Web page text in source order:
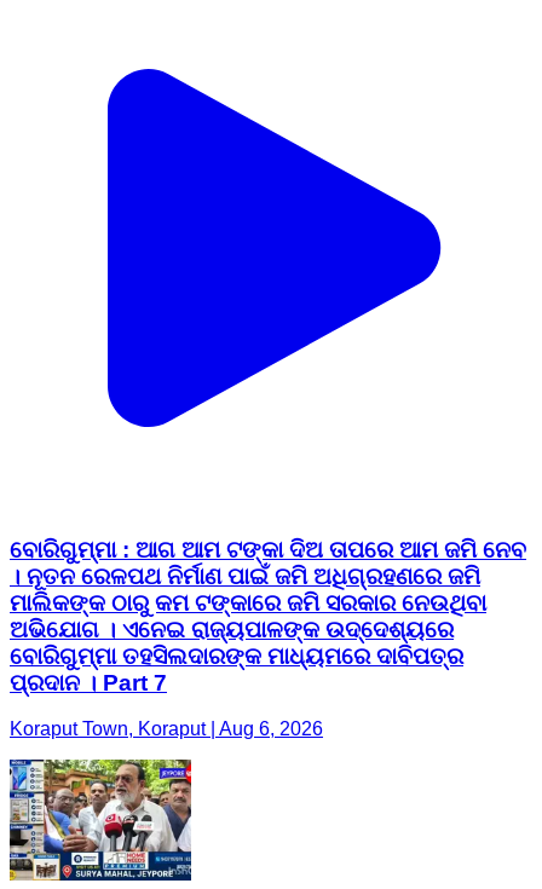
ବୋରିଗୁମ୍ମା : ଆଗ ଆମ ଟଙ୍କା ଦିଅ ତାପରେ ଆମ ଜମି ନେବ
। ନୂତନ ରେଳପଥ ନିର୍ମାଣ ପାଇଁ ଜମି ଅଧିଗ୍ରହଣରେ ଜମି
ମାଲିକଙ୍କ ଠାରୁ କମ ଟଙ୍କାରେ ଜମି ସରକାର ନେଉଥିବା
ଅଭିଯୋଗ । ଏନେଇ ରାଜ୍ୟପାଳଙ୍କ ଉଦ୍ଦେଶ୍ୟରେ
ବୋରିଗୁମ୍ମା ତହସିଲଦାରଙ୍କ ମାଧ୍ୟମରେ ଦାବିପତ୍ର
ପ୍ରଦାନ । Part 7
Koraput Town, Koraput | Aug 6, 2026